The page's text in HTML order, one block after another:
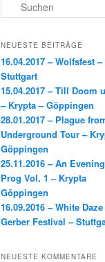
b
o
k
t
e
r
i
e
n
u
h
n
NEUESTE BEITRÄGE
16.04.2017 – Wolfsfest
Stuttgart
15.04.2017 – Till Doom
– Krypta – Göppingen
28.01.2017 – Plague
Underground Tour –
Göppingen
25.11.2016 – An
Prog Vol. 1 – Krypta
Göppingen
16.09.2016 – White
Gerber Festival –
NEUESTE KOMMENTARE